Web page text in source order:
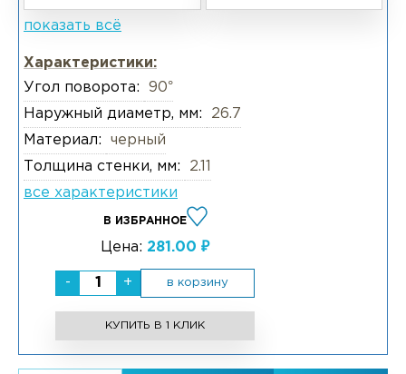
показать всё
Характеристики:
Угол поворота:
90°
Наружный диаметр, мм:
26.7
Материал:
черный
Толщина стенки, мм:
2.11
все характеристики
В ИЗБРАННОЕ
Цена: 281.00 ₽
- + в корзину
КУПИТЬ В 1 КЛИК